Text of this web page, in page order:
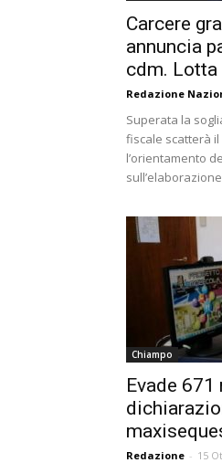
Carcere
annuncia
cdm. Lotta
Redazione
Superata la
fiscale scatterà il
l’orientamento
Chiampo
Evade
Redazione - 15